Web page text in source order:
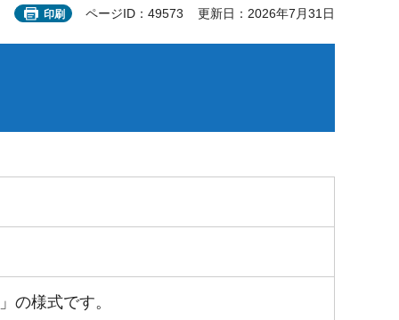
印刷 ページID：49573 更新日：2026年7月31日
の様式です。